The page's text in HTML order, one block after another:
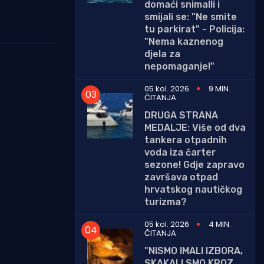
domaći snimalli i
smijali se: "Ne smite
tu parkirat" - Policija:
"Nema kaznenog
djela za
nepomaganje!"
05 kol. 2026
9 MIN.
ČITANJA
DRUGA STRANA
MEDALJE: Više od dva
tankera otpadnih
voda iza čarter
sezone! Gdje zapravo
završava otpad
hrvatskog nautičkog
turizma?
05 kol. 2026
4 MIN.
ČITANJA
"NISMO IMALI IZBORA,